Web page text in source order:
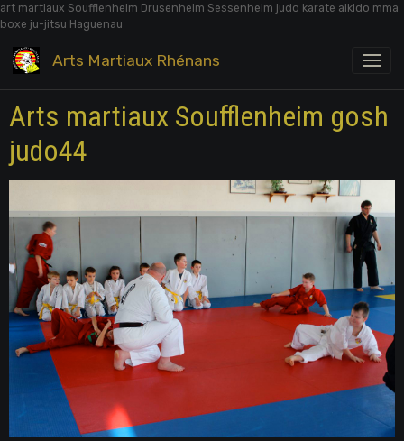
art martiaux Soufflenheim Drusenheim Sessenheim judo karate aikido mma
boxe ju-jitsu Haguenau
Arts Martiaux Rhénans
Arts martiaux Soufflenheim gosh
judo44